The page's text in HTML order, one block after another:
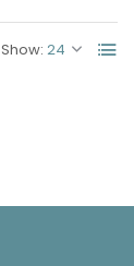
Show: